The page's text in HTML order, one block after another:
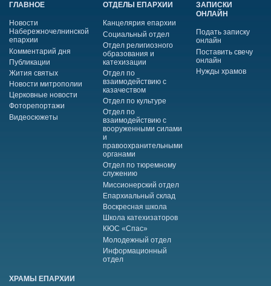
ГЛАВНОЕ
Новости
Набережночелнинской
епархии
Комментарий дня
Публикации
Жития святых
Новости митрополии
Церковные новости
Фоторепортажи
Видеосюжеты
ОТДЕЛЫ ЕПАРХИИ
Канцелярия епархии
Социальный отдел
Отдел религиозного
образования и
катехизации
Отдел по
взаимодействию с
казачеством
Отдел по культуре
Отдел по
взаимодействию с
вооруженными силами
и
правоохранительными
органами
Отдел по тюремному
служению
Миссионерский отдел
Епархиальный склад
Воскресная школа
Школа катехизаторов
КЮС «Спас»
Молодежный отдел
Информационный
отдел
ЗАПИСКИ
ОНЛАЙН
Подать записку
онлайн
Поставить свечу
онлайн
Нужды храмов
ХРАМЫ ЕПАРХИИ